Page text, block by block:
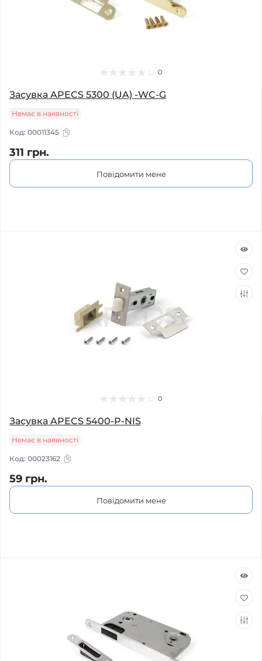
0
Засувка APECS 5300 (UA) -WC-G
Немає в наявності
Код: 00011345
311 грн.
Повідомити мене
0
Засувка APECS 5400-P-NIS
Немає в наявності
Код: 00023162
59 грн.
Повідомити мене